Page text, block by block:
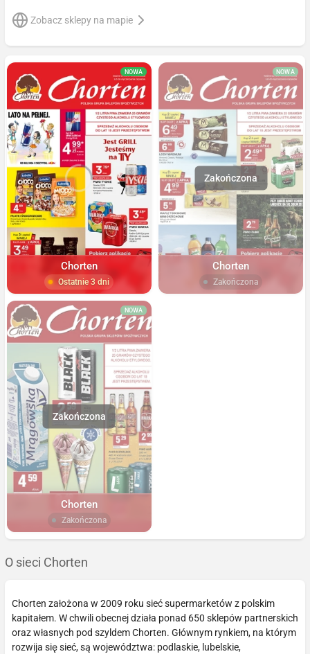
Zobacz sklepy na mapie
NOWA
Chorten
Ostatnie 3 dni
NOWA
Chorten
Zakończona
NOWA
Chorten
Zakończona
O sieci Chorten
Chorten założona w 2009 roku sieć supermarketów z polskim
kapitałem. W chwili obecnej działa ponad 650 sklepów partnerskich
oraz własnych pod szyldem Chorten. Głównym rynkiem, na którym
rozwija się sieć, są województwa: podlaskie, lubelskie,